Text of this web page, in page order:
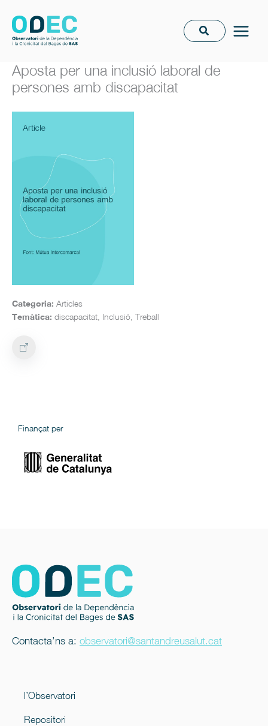
contingut
Aposta per una inclusió laboral de
persones amb discapacitat
Categoria: Articles
Temàtica: discapacitat, Inclusió, Treball
Finançat per
Contacta’ns a: observatori@santandreusalut.cat
l’Observatori
Repositori